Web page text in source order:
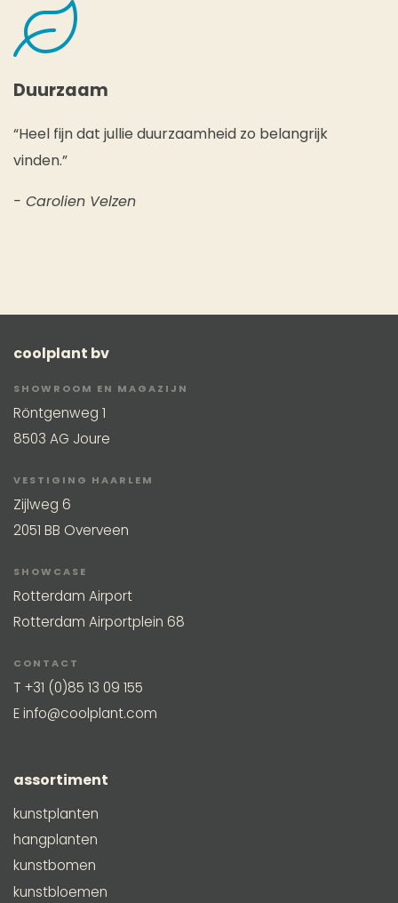
Duurzaam
“Heel fijn dat jullie duurzaamheid zo belangrijk
vinden.”
- Carolien Velzen
coolplant bv
SHOWROOM EN MAGAZIJN
Röntgenweg 1
8503 AG Joure
VESTIGING HAARLEM
Zijlweg 6
2051 BB Overveen
SHOWCASE
Rotterdam Airport
Rotterdam Airportplein 68
CONTACT
T +31 (0)85 13 09 155
Einfo@coolplant.com
assortiment
kunstplanten
hangplanten
kunstbomen
kunstbloemen